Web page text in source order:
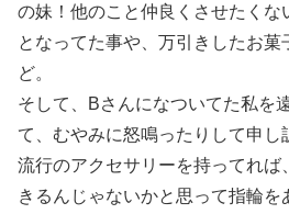
の妹！他のこと仲良くさせたくな
となってた事や、万引きしたお菓
ど。
そして、Bさんになついてた私を
て、むやみに怒鳴ったりして申し
流行のアクセサリーを持ってれば
きるんじゃないかと思って指輪